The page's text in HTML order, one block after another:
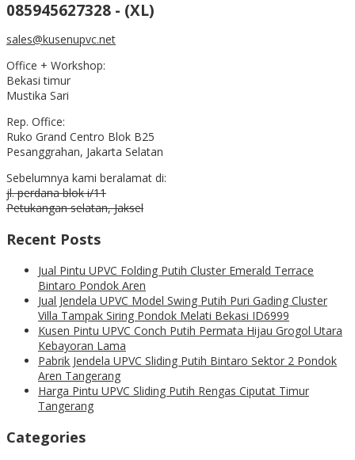
085945627328 - (XL)
sales@kusenupvc.net
Office + Workshop:
Bekasi timur
Mustika Sari
Rep. Office:
Ruko Grand Centro Blok B25
Pesanggrahan, Jakarta Selatan
Sebelumnya kami beralamat di:
jl. perdana blok i/11
Petukangan selatan, Jaksel
Recent Posts
Jual Pintu UPVC Folding Putih Cluster Emerald Terrace
Bintaro Pondok Aren
Jual Jendela UPVC Model Swing Putih Puri Gading Cluster
Villa Tampak Siring Pondok Melati Bekasi ID6999
Kusen Pintu UPVC Conch Putih Permata Hijau Grogol Utara
Kebayoran Lama
Pabrik Jendela UPVC Sliding Putih Bintaro Sektor 2 Pondok
Aren Tangerang
Harga Pintu UPVC Sliding Putih Rengas Ciputat Timur
Tangerang
Categories